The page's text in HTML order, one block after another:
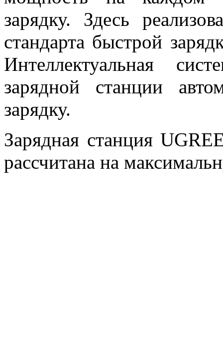
зарядку. Здесь
стандарта быстрой
Интеллектуальная
зарядной станции
зарядку.
Зарядная станция
рассчитана на